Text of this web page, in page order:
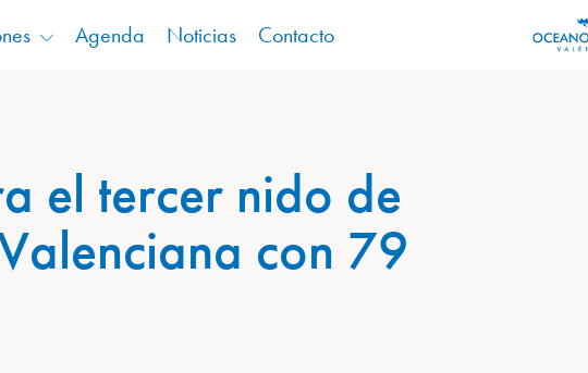
Agenda Noticias Contacto
el tercer nido de
con 79